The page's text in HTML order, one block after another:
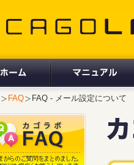
FAQ FAQ - メール設定について